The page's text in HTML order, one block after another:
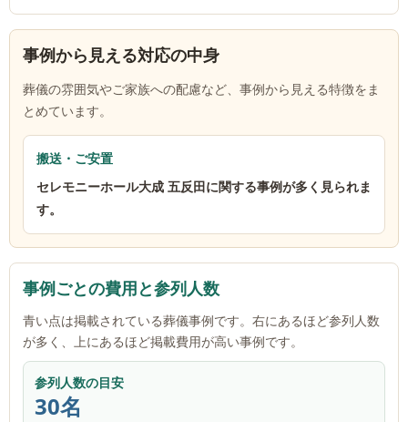
事例から見える対応の中身
葬儀の雰囲気やご家族への配慮など、事例から見える特徴をま
とめています。
搬送・ご安置
セレモニーホール大成 五反田に関する事例が多く見られま
す。
事例ごとの費用と参列人数
青い点は掲載されている葬儀事例です。右にあるほど参列人数
が多く、上にあるほど掲載費用が高い事例です。
参列人数の目安
30名